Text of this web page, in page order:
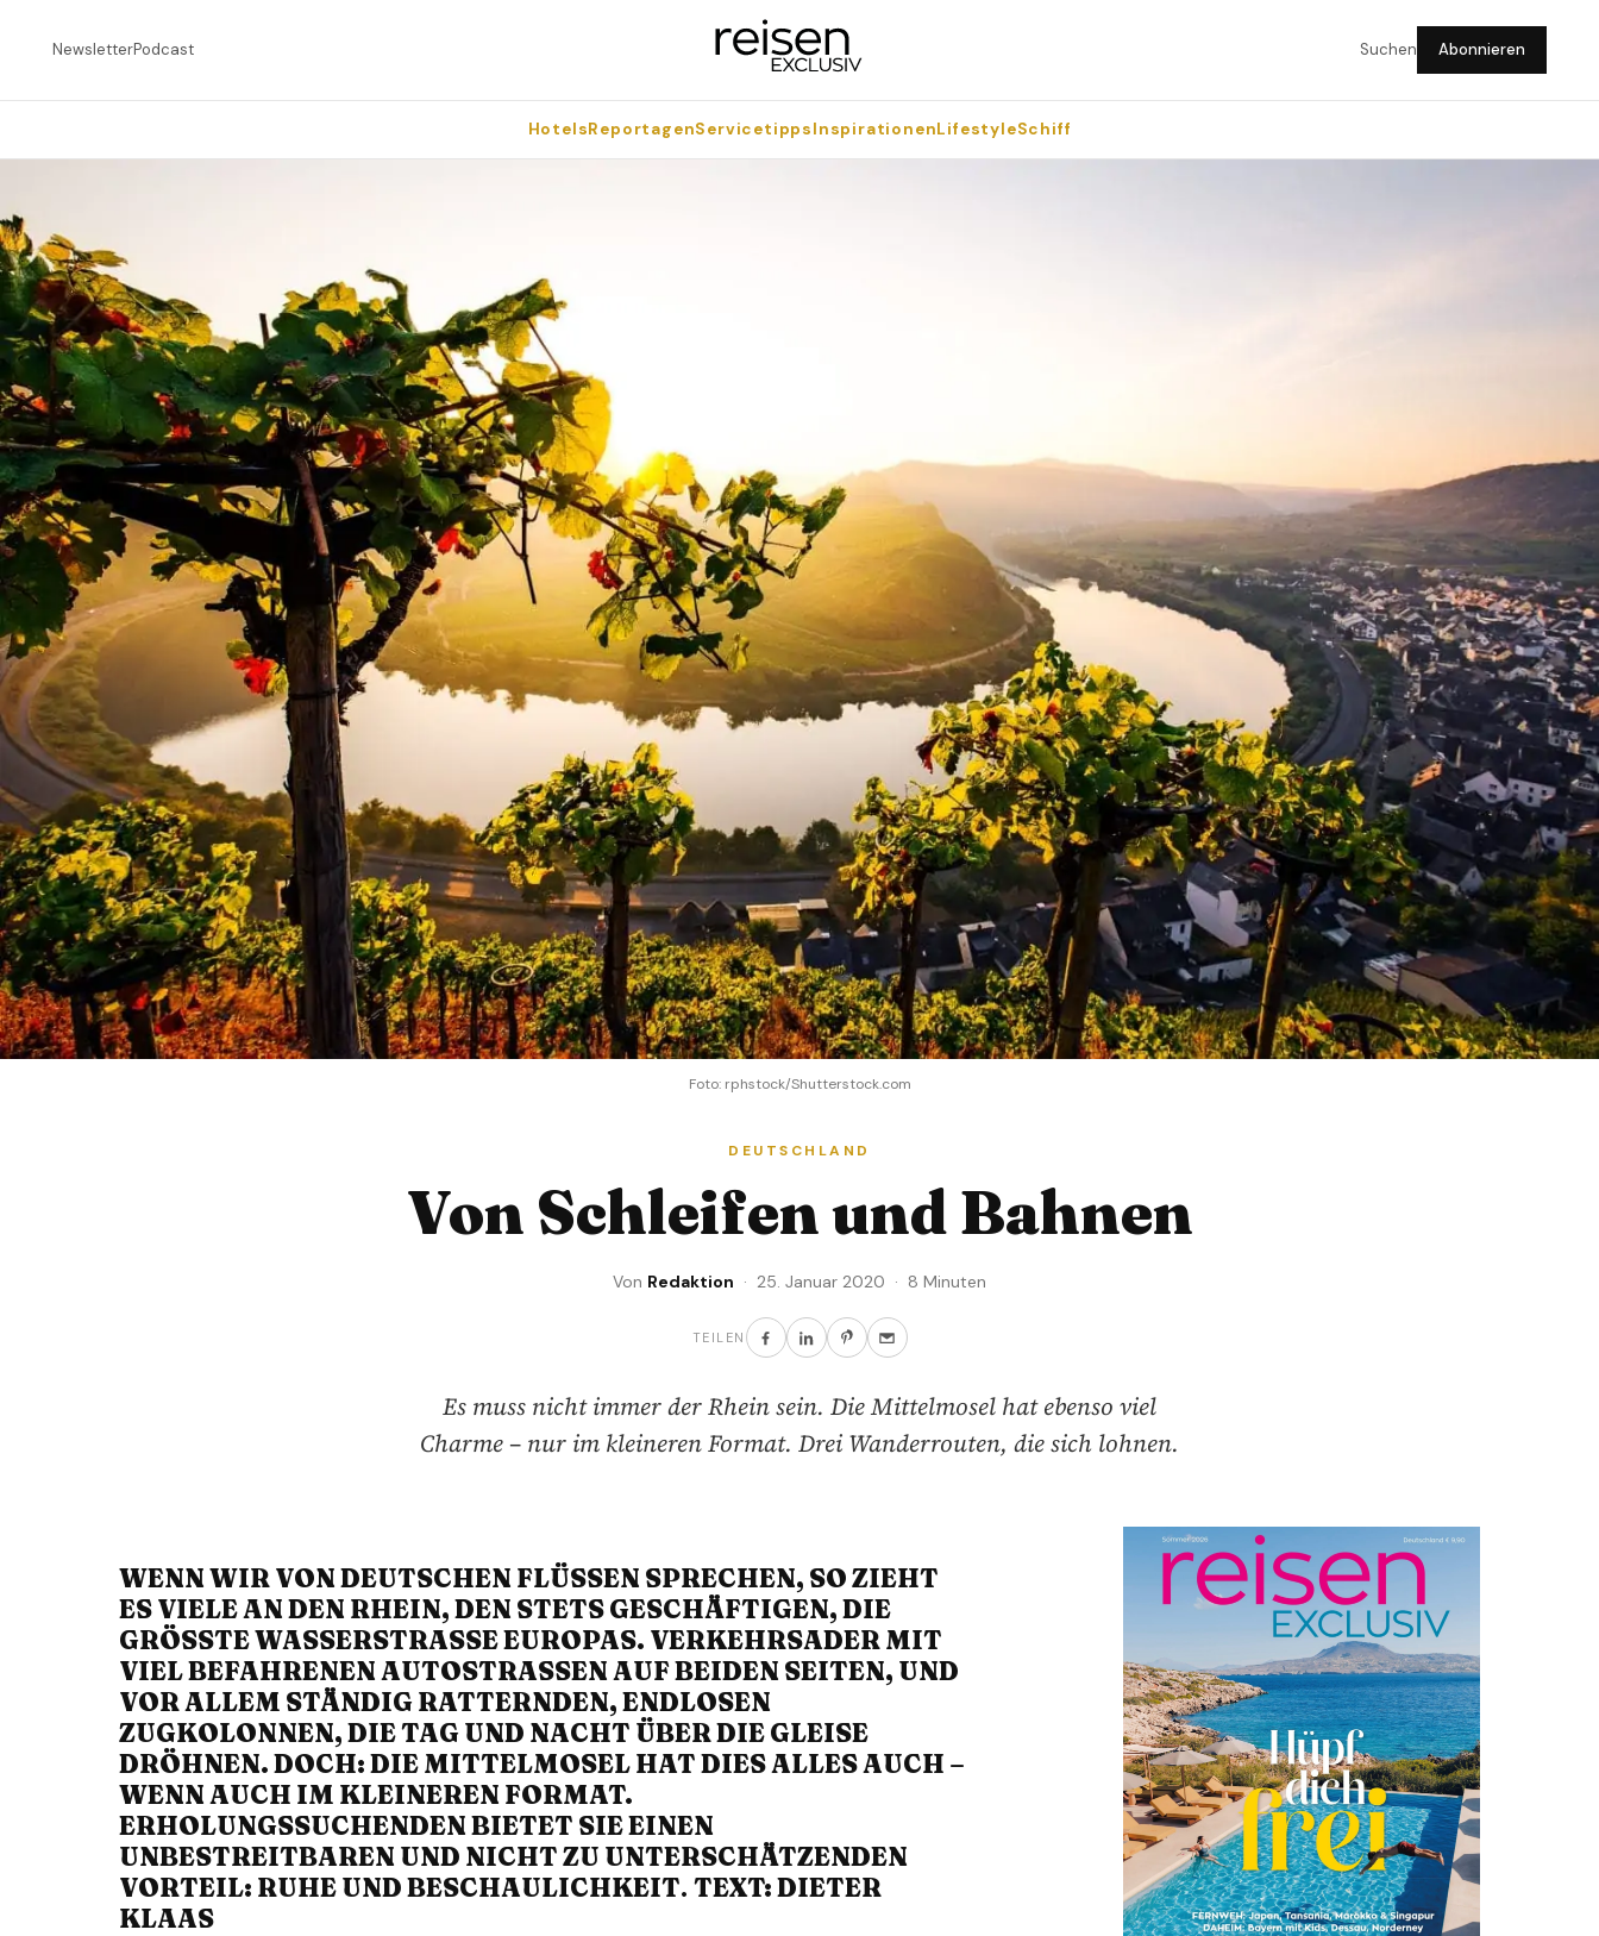
NewsletterPodcast Suchen Abonnieren
HotelsReportagenServicetippsInspirationenLifestyleSchiff
Foto: rphstock/Shutterstock.com
DEUTSCHLAND
Von Schleifen und Bahnen
Von Redaktion · 25. Januar 2020 · 8 Minuten
TEILEN
Es muss nicht immer der Rhein sein. Die Mittelmosel hat ebenso viel
Charme – nur im kleineren Format. Drei Wanderrouten, die sich lohnen.
WENN WIR VON DEUTSCHEN FLÜSSEN SPRECHEN, SO ZIEHT
ES VIELE AN DEN RHEIN, DEN STETS GESCHÄFTIGEN, DIE
GRÖSSTE WASSERSTRASSE EUROPAS. VERKEHRSADER MIT VI
EL BEFAHRENEN AUTOSTRASSEN AUF BEIDEN SEITEN, UND VOR
ALLEM STÄNDIG RATTERNDEN, ENDLOSEN ZUG
KOLONNEN, DIE TAG UND NACHT ÜBER DIE GLEISE DRÖ
HNEN. DOCH: DIE MITTELMOSEL HAT DIES ALLES AUCH – WEN
N AUCH IM KLEINEREN FORMAT. ERH
OLUNGSSUCHENDEN BIETET SIE EINEN UNB
ESTREITBAREN UND NICHT ZU UNTERSCHÄTZENDEN VOR
TEIL: RUHE UND BESCHAULICHKEIT
. TEXT: DIETER
KLAAS